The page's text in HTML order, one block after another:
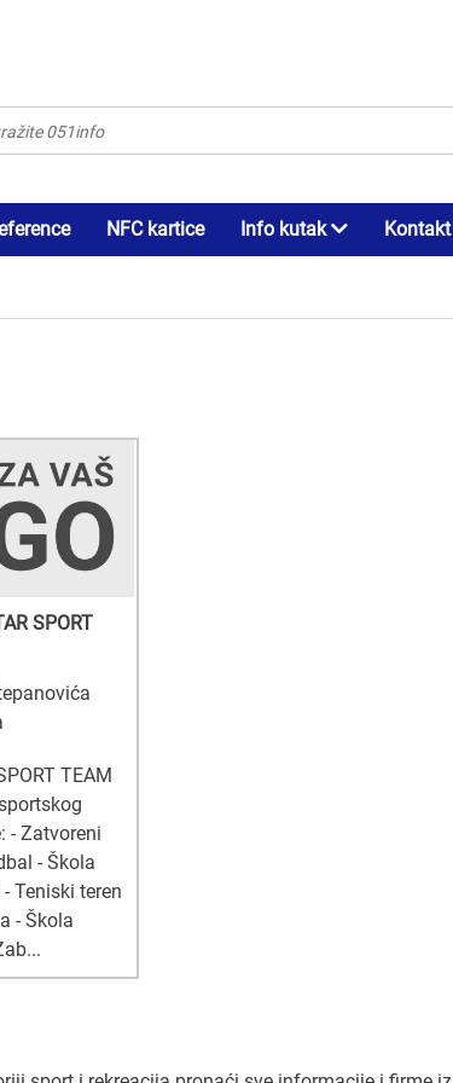
NFC kartice Info kutak Kontakt
SPORT
TEAM
- Zatvoreni
- Škola
Teniski teren
- Škola